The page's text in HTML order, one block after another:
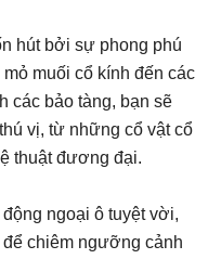
hút bởi sự phong phú
muối cổ kính đến các
các bảo tàng, bạn sẽ
vị, từ những cổ vật cổ
thuật đương đại.
ngoại ô tuyệt vời,
chiêm ngưỡng cảnh